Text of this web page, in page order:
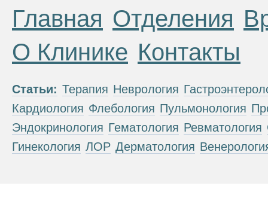
Главная Отделения
О Клинике Контакты
Статьи: Терапия Неврология
Кардиология Флебология Пульмонология
Эндокринология Гематология Ревматология
Гинекология ЛОР Дерматология